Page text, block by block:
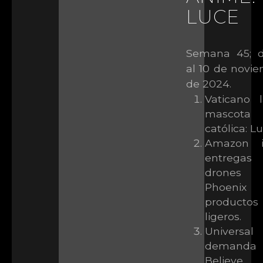
LUCE
Semana 45;
al 10 de
de 2024.
Vaticano
mascota
católica:
Amazon
Phoenix
productos
ligeros.
Universal
Believe